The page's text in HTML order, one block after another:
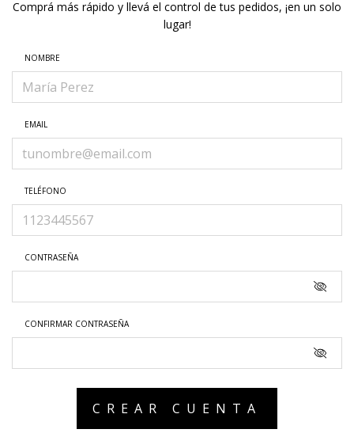
Comprá más rápido y llevá el control de tus pedidos, ¡en un solo
lugar!
NOMBRE
EMAIL
TELÉFONO
CONTRASEÑA
CONFIRMAR CONTRASEÑA